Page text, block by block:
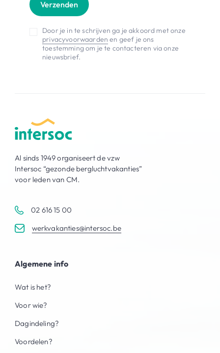
Verzenden
Door je in te schrijven ga je akkoord met onze
privacyvoorwaarden en geef je ons
toestemming om je te contacteren via onze
nieuwsbrief.
Al sinds 1949 organiseert de vzw
Intersoc “gezonde bergluchtvakanties”
voor leden van CM.
02 616 15 00
werkvakanties@intersoc.be
Algemene info
Wat is het?
Voor wie?
Dagindeling?
Voordelen?